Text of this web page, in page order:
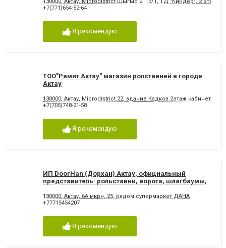
130000, Актау, Microdistrict Шыгыс 2, 13/1, ТД "Киндер", 2 этаж
+7(771)654-52-64
Я рекомендую
ТОО"Рамит Актау" магазин ролставней в городе
Актау
130000, Актау, Microdistrict 22, здание Кадкоз 2этаж кабинет 208
+7(705)748-21-58
Я рекомендую
ИП DoorHan (Дорхан) Актау, официальный
представитель: рольставни, ворота, шлагбаумы,
130000, Актау, 6А мкрн, 25, рядом супермаркет ДАНА
+77715454207
Я рекомендую